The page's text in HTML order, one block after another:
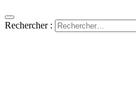
Rechercher :